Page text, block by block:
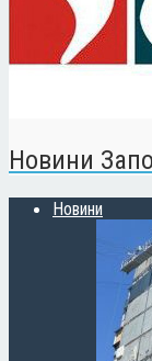
Новини
Новини